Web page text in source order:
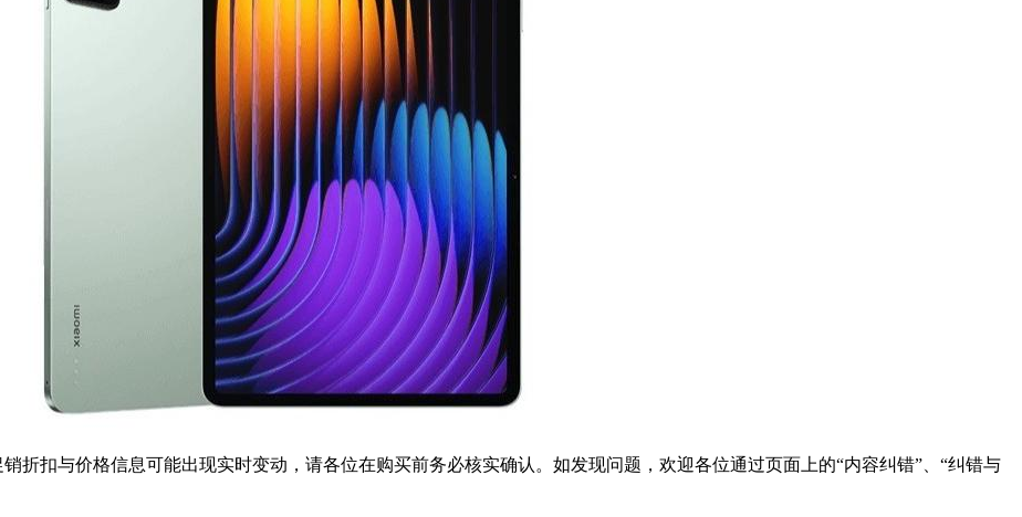
折扣与价格信息可能出现实时变动，请各位在购买前务必核实确认。如发现问题，欢迎各位通过页面上的“内容纠错”、“纠错与